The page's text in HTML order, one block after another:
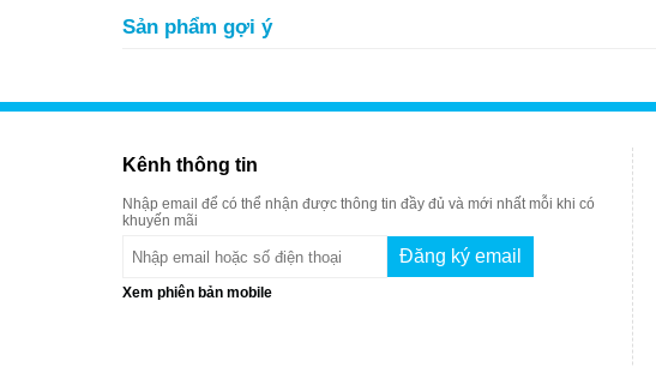
Sản phẩm gợi ý
Kênh thông tin
Nhập email để có thể nhận được thông tin đầy đủ và mới nhất mỗi khi có
khuyến mãi
Xem phiên bản mobile